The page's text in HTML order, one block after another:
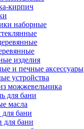
кирпич
наборные
изделия
и печные аксессуары
устройства
можжевельника
для бани
масла
бани
для бани